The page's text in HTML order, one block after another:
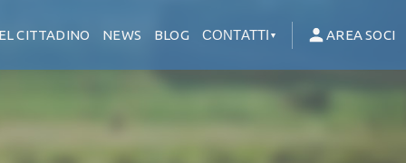
CITTADINO NEWS BLOG CONTATTI ▼ AREA SOCI